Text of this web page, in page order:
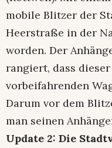
mobile Blitzer der
Heerstraße in der
worden. Der
rangiert, dass
vorbeifahrenden
Darum vor dem
man seinen
Update 2: Die